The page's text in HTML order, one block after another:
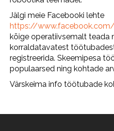
Jälgi meie Facebooki lehte
https://
kõige operatiivsemalt teada
korraldatavatest
registreerida. Skeemipesa
populaarsed ning kohtade
Värskeima info töötubade